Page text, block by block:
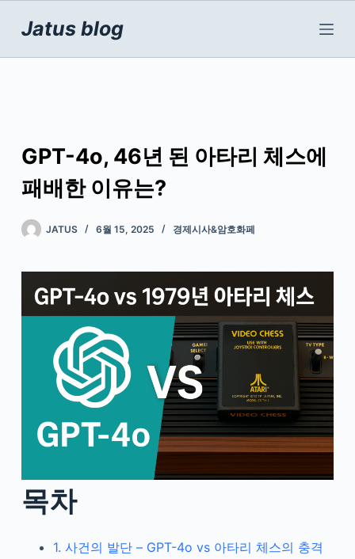
Jatus blog
GPT-4o, 46년 된 아타리 체스에
패배한 이유는?
JATUS 6월 15, 2025 경제시사&암호화페
목차
1. 사건의 발단 – GPT-4o vs 아타리 체스의 충격